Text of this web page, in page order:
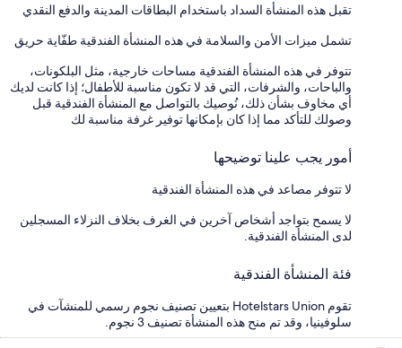
تقبل هذه المنشأة السداد باستخدام البطاقات المدينة والدفع النقدي
تشمل ميزات الأمن والسلامة في هذه المنشأة الفندقية طفّاية حريق
تتوفر في هذه المنشأة الفندقية مساحات خارجية، مثل البلكونات،
والباحات، والشرفات، التي قد لا تكون مناسبة للأطفال؛ إذا كانت لديك
أي مخاوف بشأن ذلك، نُوصيك بالتواصل مع المنشأة الفندقية قبل
وصولك للتأكد مما إذا كان بإمكانها توفير غرفة مناسبة لك
أمور يجب علينا توضيحها
لا تتوفر مصاعد في هذه المنشأة الفندقية
لا يسمح بتواجد أشخاص آخرين في الغرف بخلاف النزلاء المسجلين
لدى المنشأة الفندقية.
فئة المنشأة الفندقية
تقوم Hotelstars Union بتعيين تصنيف نجوم رسمي للمنشآت في
سلوفينيا، وقد تم منح هذه المنشأة تصنيف 3 نجوم.